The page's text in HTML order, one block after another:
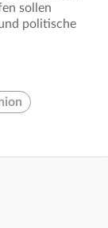
sollen
politische